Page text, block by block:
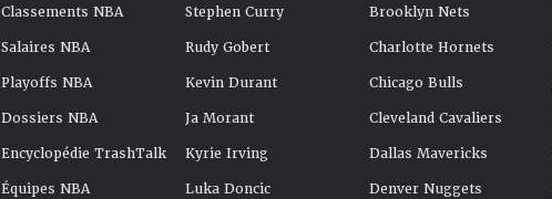
Classements NBA
Salaires NBA
Playoffs NBA
Dossiers NBA
Encyclopédie TrashTalk
Équipes NBA
Stephen Curry
Rudy Gobert
Kevin Durant
Ja Morant
Kyrie Irving
Luka Doncic
Brooklyn Nets
Charlotte Hornets
Chicago Bulls
Cleveland Cavaliers
Dallas Mavericks
Denver Nuggets